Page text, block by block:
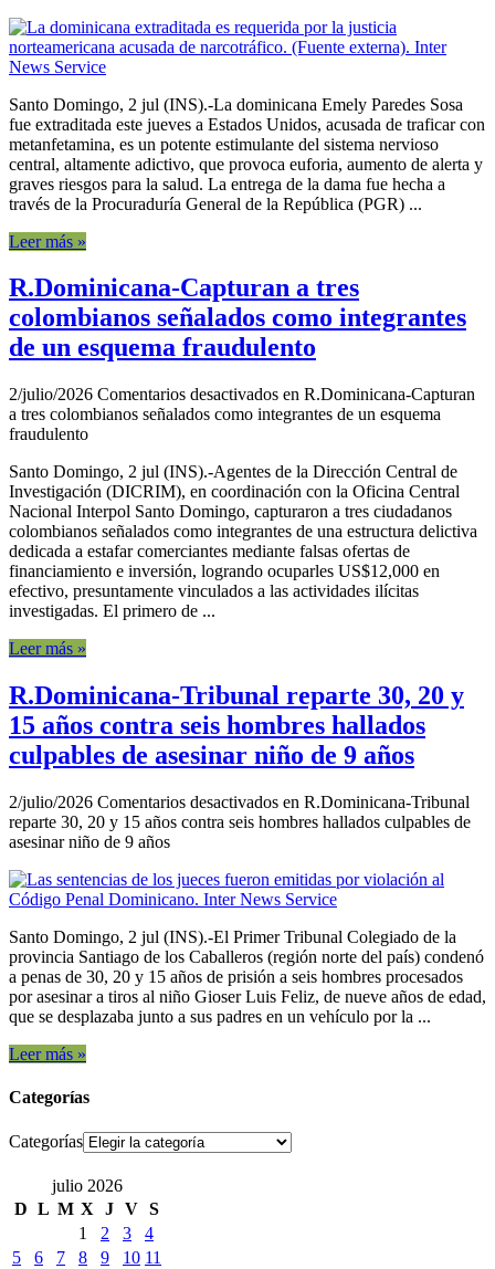
Santo Domingo, 2 jul (INS).-La dominicana Emely Paredes Sosa
fue extraditada este jueves a Estados Unidos, acusada de traficar con
metanfetamina, es un potente estimulante del sistema nervioso
central, altamente adictivo, que provoca euforia, aumento de alerta y
graves riesgos para la salud. La entrega de la dama fue hecha a
través de la Procuraduría General de la República (PGR) ...
Leer más »
R.Dominicana-Capturan a tres
colombianos señalados como integrantes
de un esquema fraudulento
2/julio/2026 Comentarios desactivados en R.Dominicana-Capturan
a tres colombianos señalados como integrantes de un esquema
fraudulento
Santo Domingo, 2 jul (INS).-Agentes de la Dirección Central de
Investigación (DICRIM), en coordinación con la Oficina Central
Nacional Interpol Santo Domingo, capturaron a tres ciudadanos
colombianos señalados como integrantes de una estructura delictiva
dedicada a estafar comerciantes mediante falsas ofertas de
financiamiento e inversión, logrando ocuparles US$12,000 en
efectivo, presuntamente vinculados a las actividades ilícitas
investigadas. El primero de ...
Leer más »
R.Dominicana-Tribunal reparte 30, 20 y
15 años contra seis hombres hallados
culpables de asesinar niño de 9 años
2/julio/2026 Comentarios desactivados en R.Dominicana-Tribunal
reparte 30, 20 y 15 años contra seis hombres hallados culpables de
asesinar niño de 9 años
Santo Domingo, 2 jul (INS).-El Primer Tribunal Colegiado de la
provincia Santiago de los Caballeros (región norte del país) condenó
a penas de 30, 20 y 15 años de prisión a seis hombres procesados
por asesinar a tiros al niño Gioser Luis Feliz, de nueve años de edad,
que se desplazaba junto a sus padres en un vehículo por la ...
Leer más »
Categorías
Categorías
julio 2026
D L M X J V S
1
2 3
4
5
6 7 8 9 10 11